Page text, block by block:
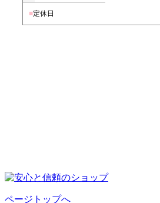
■定休日
ページトップへ